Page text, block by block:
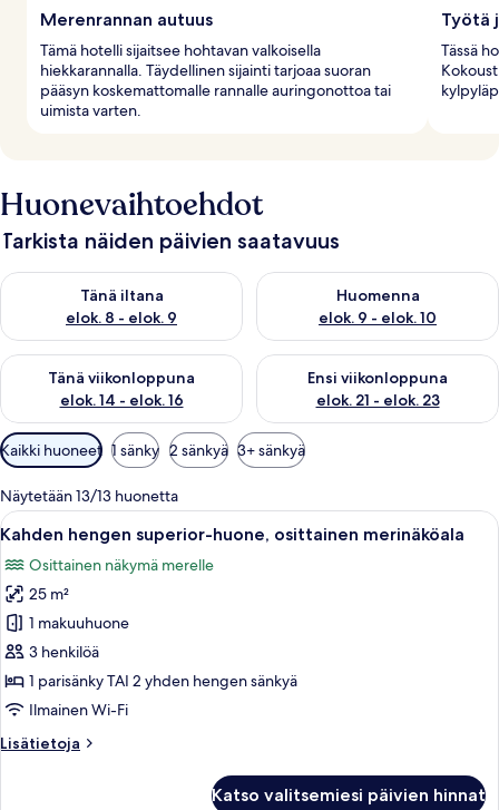
Merenrannan autuus
Tämä hotelli sijaitsee hohtavan valkoisella
hiekkarannalla. Täydellinen sijainti tarjoaa suoran
pääsyn koskemattomalle rannalle auringonottoa tai
uimista varten.
Työtä
Tässä
Huonevaihtoehdot
Tarkista näiden päivien saatavuus
Tänä iltana
elok. 8 - elok. 9
Tarkista tämän illan saatavuus elok. 8 - elok. 9
Huomenna
elok. 9 - elok. 10
Tarkista huomisen saatavuus
Tänä viikonloppuna
elok. 14 - elok. 16
Tarkista tämän viikonlopun saatavuus elok. 14 - elok. 16
Ensi viikonloppuna
elok. 21 - elok. 23
Tarkista ensi viikonlopun
Huoneille
saatavilla
olevia
suodattimia
Kaikki huoneet 1 sänky 2 sänkyä 3+ sänkyä
Näytetään 13/13 huonetta
Avaa
kaikki
huonetyypin
Kahden
hengen
superior-
huone,
osittainen
kuvat
Hotellihuone, jossa on sänky,
4
Kahden hengen superior-huone, osittainen merinäköala
Osittainen näkymä merelle
25 m²
1 makuuhuone
3 henkilöä
1 parisänky TAI 2 yhden hengen sänkyä
Ilmainen Wi-Fi
Lisätietoja
Lisätietoja
Katso valitsemiesi päivien hinnat